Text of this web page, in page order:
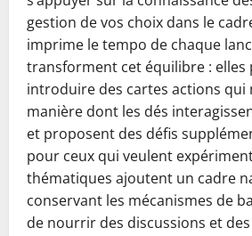
gestion de vos choix dans le
imprime le tempo de chaque
transforment cet équilibre : elles
introduire des cartes actions qui
manière dont les dés
et proposent des défis
pour ceux qui veulent
thématiques ajoutent un cadre
conservant les mécanismes de
de nourrir des discussions et